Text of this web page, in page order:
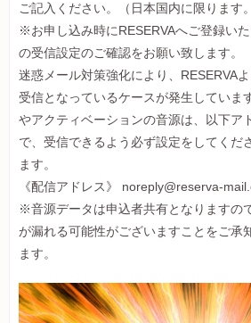
ご記入ください。（日本国内に限ります
※お申し込み時にRESERVAへご登録い
の受信設定のご確認をお願い致します。
迷惑メール対策強化により、RESERVA
受信となっているケースが発生していま
やアクティベーションの音源は、以下ア
で、受信できるよう必ず設定をしてくだ
ます。
《配信アドレス》 noreply@reserva-
※音源データは申込者共有となりますの
が漏れる可能性がございますことをご承
ます。